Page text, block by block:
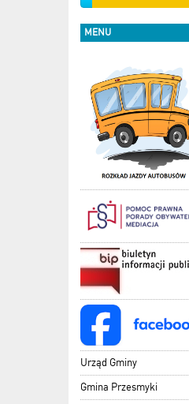
MENU
Urząd Gminy
Gmina Przesmyki